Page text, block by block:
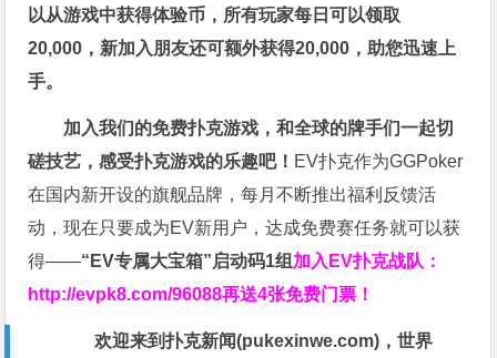
以从游戏中获得体验币，所有玩家每日可以领取
20,000，新加入朋友还可额外获得20,000，助您迅速上
手。
加入我们的免费扑克游戏，和全球的牌手们一起切
磋技艺，感受扑克游戏的乐趣吧！ EV扑克作为GGPoker
在国内新开设的旗舰品牌，每月不断推出福利反馈活
动，现在只要成为EV新用户，达成免费赛任务就可以获
得——“EV专属大宝箱”启动码1组 加入EV扑克战队：
http://evpk8.com/96088再送4张免费门票！
欢迎来到扑克新闻(pukexinwe.com)，世界